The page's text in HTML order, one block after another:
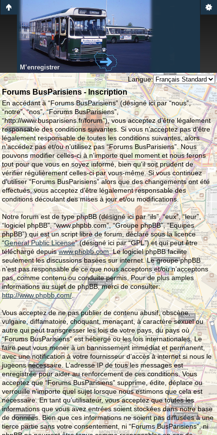
M’enregistrer
Langue:
Forums BusParisiens - Inscription
En accédant à “Forums BusParisiens” (désigné ici par “nous”,
“notre”, “nos”, “Forums BusParisiens”,
“http://www.busparisiens.fr/forum”), vous acceptez d’être légalement
responsable des conditions suivantes. Si vous n’acceptez pas d’être
légalement responsable de toutes les conditions suivantes, alors
n’accédez pas et/ou n’utilisez pas “Forums BusParisiens”. Nous
pouvons modifier celles-ci à n’importe quel moment et nous ferons
tout pour que vous en soyez informé, bien qu’il soit prudent de
vérifier régulièrement celles-ci par vous-même. Si vous continuez
d’utiliser “Forums BusParisiens” alors que des changements ont été
effectués, vous acceptez d’être légalement responsable des
conditions découlant des mises à jour et/ou modifications.
Notre forum est de type phpBB (désigné ici par “ils”, “eux”, “leur”,
“logiciel phpBB”, “www.phpbb.com”, “Groupe phpBB”, “Equipes
phpBB”) qui est un script libre de forum, déclaré sous la licence
“General Public License” (désigné ici par “GPL”) et qui peut être
téléchargé depuiswww.phpbb.com. Le logiciel phpBB facilite
seulement les discussions basées sur internet. Le groupe phpBB
n’est pas responsable de ce que nous acceptons et/ou n’acceptons
pas, comme contenu ou conduite permis. Pour de plus amples
informations au sujet de phpBB, merci de consulter:
http://www.phpbb.com/.
Vous acceptez de ne pas publier de contenu abusif, obscène,
vulgaire, diffamatoire, choquant, menaçant, à caractère sexuel ou
autre qui peut transgresser les lois de votre pays, du pays où
“Forums BusParisiens” est hébergé ou les lois internationales. Le
faire peut vous mener à un bannissement immédiat et permanent,
avec une notification à votre fournisseur d’accès à internet si nous le
jugeons nécessaire. L’adresse IP de tous les messages est
enregistrée pour aider au renforcement de ces conditions. Vous
acceptez que “Forums BusParisiens” supprime, édite, déplace ou
verrouille n’importe quel sujet lorsque nous estimons que cela est
nécessaire. En tant qu’utilisateur, vous acceptez que toutes les
informations que vous avez entrées soient stockées dans notre base
de données. Bien que ces informations ne soient pas diffusées à une
tierce partie sans votre consentement, ni “Forums BusParisiens”, ni